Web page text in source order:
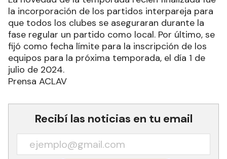
la incorporación de los partidos interpareja para
que todos los clubes se aseguraran durante la
fase regular un partido como local. Por último, se
fijó como fecha límite para la inscripción de los
equipos para la próxima temporada, el día 1 de
julio de 2024.
Prensa ACLAV
Recibí las noticias en tu email